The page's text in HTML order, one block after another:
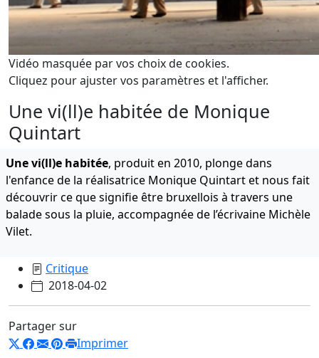
Vidéo masquée par vos choix de cookies.
Cliquez pour ajuster vos paramètres et l'afficher.
Une vi(ll)e habitée de Monique
Quintart
Une vi(ll)e habitée, produit en 2010, plonge dans
l'enfance de la réalisatrice Monique Quintart et nous fait
découvrir ce que signifie être bruxellois à travers une
balade sous la pluie, accompagnée de l’écrivaine Michèle
Vilet.
Critique
2018-04-02
Partager sur
Imprimer